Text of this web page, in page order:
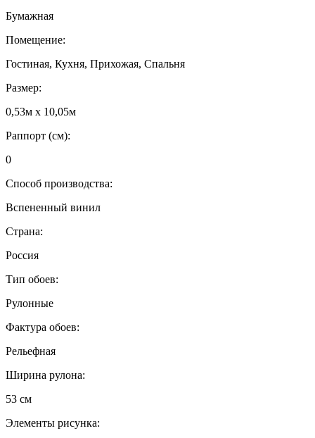
Бумажная
Помещение:
Гостиная, Кухня, Прихожая, Спальня
Размер:
0,53м x 10,05м
Раппорт (см):
0
Способ производства:
Вспененный винил
Страна:
Россия
Тип обоев:
Рулонные
Фактура обоев:
Рельефная
Ширина рулона:
53 см
Элементы рисунка: